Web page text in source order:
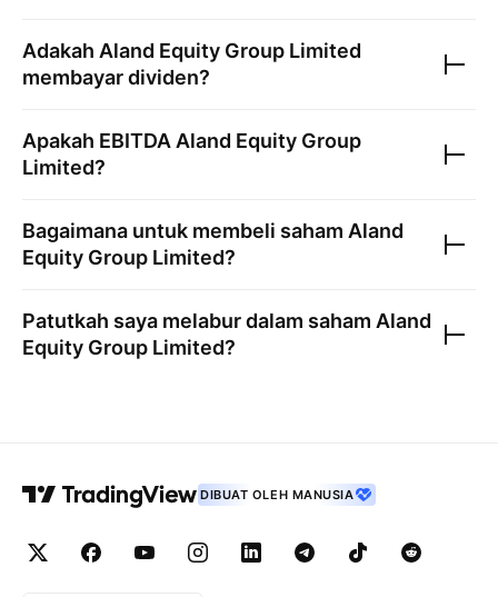
Adakah Aland Equity Group Limited
membayar dividen?
Apakah EBITDA Aland Equity Group
Limited?
Bagaimana untuk membeli saham Aland
Equity Group Limited?
Patutkah saya melabur dalam saham Aland
Equity Group Limited?
DIBUAT OLEH MANUSIA